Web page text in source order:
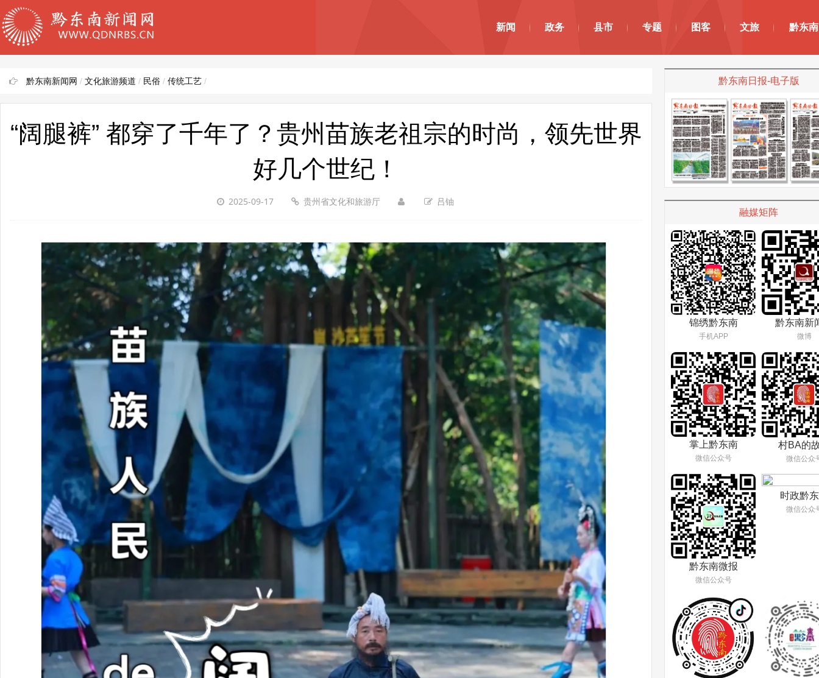
新闻 政务 县市 专题 图客 文旅 黔东
黔东南新闻网 / 文化旅游频道 / 民俗 / 传统工艺 /
“阔腿裤” 都穿了千年了？贵州苗族老祖宗的时尚，领先世界
好几个世纪！​
2025-09-17 贵州省文化和旅游厅 吕铀
黔东南日报-电子版
融媒矩阵
锦绣黔东南
手机APP
黔东南新
微博
掌上黔东南
微信公众号
村BA的
微信公众
黔东南微报
微信公众号
时政黔
微信公众